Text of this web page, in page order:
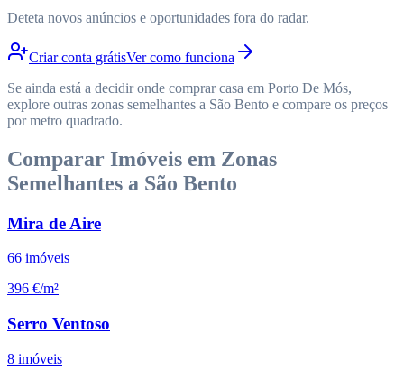
Deteta novos anúncios e oportunidades fora do radar.
Criar conta grátisVer como funciona
Se ainda está a decidir onde comprar casa em Porto De Mós,
explore outras zonas semelhantes a São Bento e compare os preços
por metro quadrado.
Comparar Imóveis em Zonas
Semelhantes a São Bento
Mira de Aire
66 imóveis
396 €/m²
Serro Ventoso
8 imóveis